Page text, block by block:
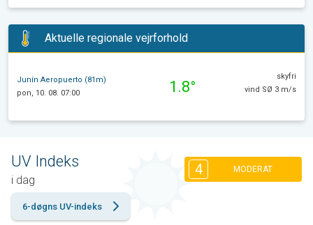
Aktuelle regionale vejrforhold
Junín Aeropuerto (81m)
pon, 10. 08. 07:00
1.8°
skyfri
vind SØ 3 m/s
UV Indeks
i dag
4 MODERAT
6-døgns UV-indeks